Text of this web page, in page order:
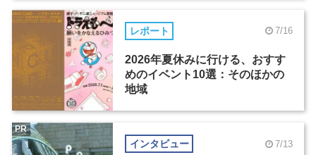
レポート 7/16
2026年夏休みに行ける、おすす
めのイベント10選：そのほかの
地域
インタビュー 7/13
PR